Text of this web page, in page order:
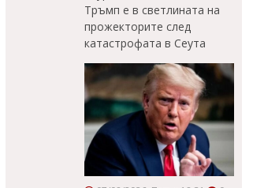
Тръмп е в светлината на
прожекторите след
катастрофата в Сеута